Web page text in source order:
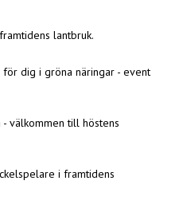
lantbruk.
dig i gröna näringar - event
välkommen till höstens
i framtidens